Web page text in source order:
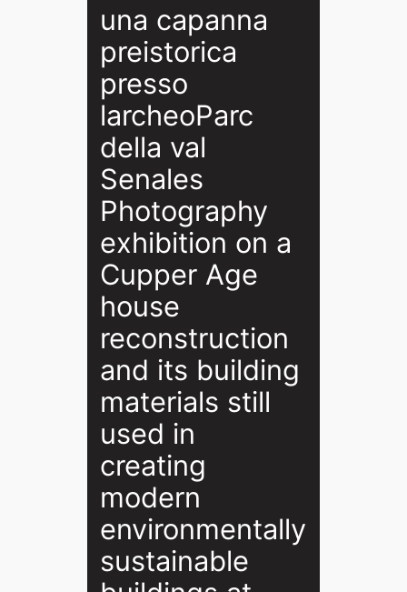
una capanna
preistorica
presso
larcheoParc
della val
Senales
Photography
exhibition on a
Cupper Age
house
reconstruction
and its building
materials still
used in
creating
modern
environmentally
sustainable